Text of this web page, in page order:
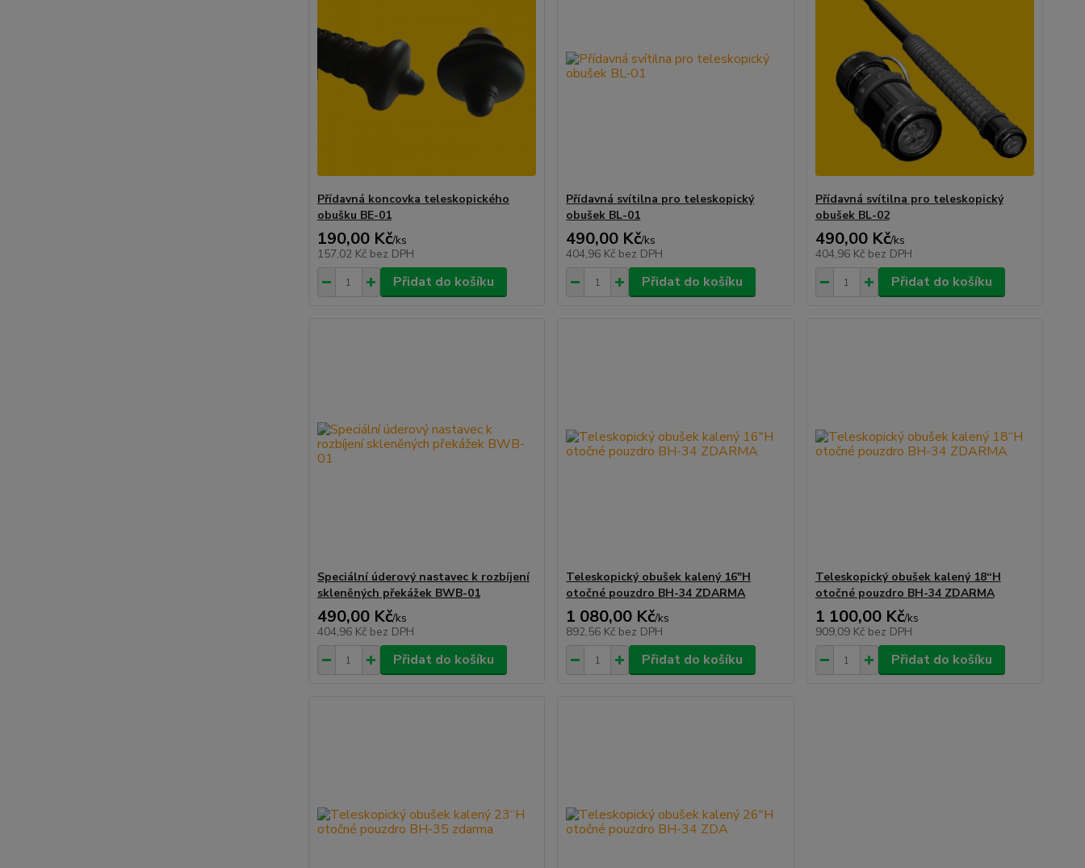
Přídavná koncovka teleskopického
obušku BE-01
190,00 Kč/ks
157,02 Kč bez DPH
Přidat do košíku
Přídavná svítilna pro teleskopický
obušek BL-01
490,00 Kč/ks
404,96 Kč bez DPH
Přidat do košíku
Přídavná svítilna pro teleskopický
obušek BL-02
490,00 Kč/ks
404,96 Kč bez DPH
Přidat do košíku
Speciální úderový nastavec k rozbíjení
skleněných překážek BWB-01
490,00 Kč/ks
404,96 Kč bez DPH
Přidat do košíku
Teleskopický obušek kalený 16"H
otočné pouzdro BH-34 ZDARMA
1 080,00 Kč/ks
892,56 Kč bez DPH
Přidat do košíku
Teleskopický obušek kalený 18“H
otočné pouzdro BH-34 ZDARMA
1 100,00 Kč/ks
909,09 Kč bez DPH
Přidat do košíku